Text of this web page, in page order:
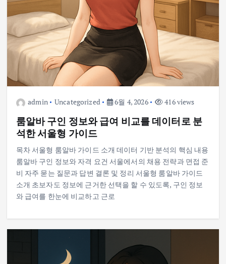
admin Uncategorized 6월 4, 2026 416 views
룸알바 구인 정보와 급여 비교를 데이터로 분
석한 서울형 가이드
목차 서울형 룸알바 가이드 소개 데이터 기반 분석의 핵심 내용
룸알바 구인 정보와 자격 요건 서울에서의 채용 전략과 면접 준
비 자주 묻는 질문과 답변 결론 및 정리 서울형 룸알바 가이드
소개 초보자도 정보에 근거한 선택을 할 수 있도록, 구인 정보
와 급여를 한눈에 비교하고 근로